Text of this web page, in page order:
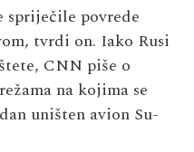
povrede
tvrdi on. Iako Rusi
CNN piše o
na kojima se
uništen avion Su-